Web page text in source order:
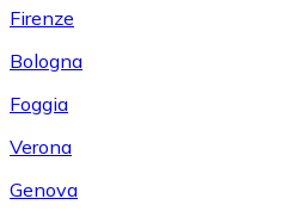
Firenze
Bologna
Foggia
Verona
Genova